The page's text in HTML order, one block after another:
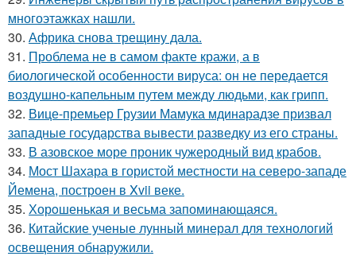
многоэтажках нашли.
30. Африка снова трещину дала.
31. Проблема не в самом факте кражи, а в
биологической особенности вируса: он не передается
воздушно-капельным путем между людьми, как грипп.
32. Вице-премьер Грузии Мамука мдинарадзе призвал
западные государства вывести разведку из его страны.
33. В азовское море проник чужеродный вид крабов.
34. Мост Шахара в гористой местности на северо-западе
Йемена, построен в Xvii веке.
35. Хорoшенькая и весьма запоминaющаяся.
36. Китайские ученые лунный минерал для технологий
освещения обнаружили.